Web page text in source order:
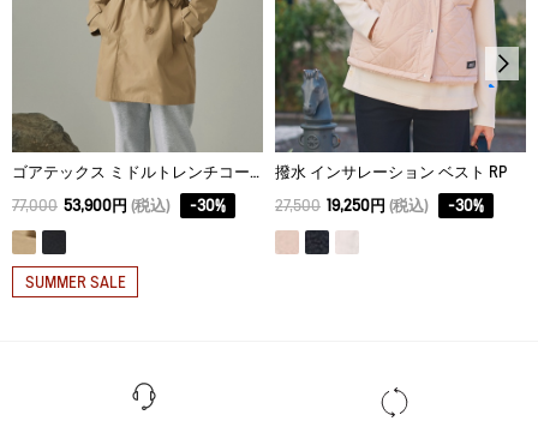
アイロン仕上げ処理はできない。
ドライクリーニング処理ができない。
ウェットクリーニング処理ができる。：通常の処理
ゴアテックス ミドルトレンチコート
77,000 53,900円 (税込) -30%
SUMMER SALE
撥水 インサレーション ベスト RP
27,500 19,250円 (税込) -30%